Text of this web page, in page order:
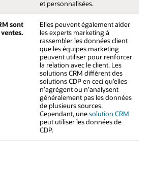
et personnalisées.
sont
Elles peuvent également aider
les experts marketing à
rassembler les données client
que les équipes marketing
peuvent utiliser pour renforcer
la relation avec le client. Les
solutions CRM diffèrent des
solutions CDP en ceci qu’elles
n’agrégent ou n’analysent
généralement pas les données
de plusieurs sources.
Cependant, unesolution CRM
peut utiliser les données de
CDP.